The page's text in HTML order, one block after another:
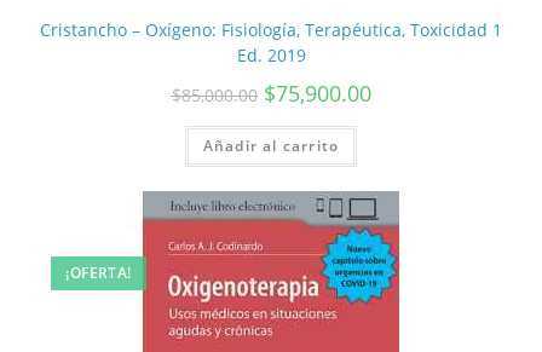
Cristancho – Oxígeno: Fisiología, Terapéutica, Toxicidad 1
Ed. 2019
$85,000.00 $75,900.00
Añadir al carrito
¡OFERTA!